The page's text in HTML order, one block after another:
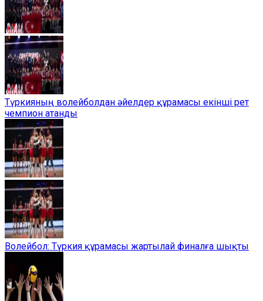
Түркияның волейболдан әйелдер құрамасы екінші рет
чемпион атанды
Волейбол: Түркия құрамасы жартылай финалға шықты